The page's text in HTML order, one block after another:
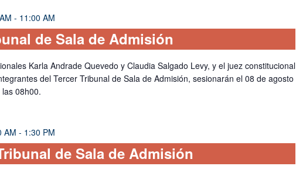
- 11:00 AM
de Sala de Admisión
Karla Andrade Quevedo y Claudia Salgado Levy, y el juez constitucional
del Tercer Tribunal de Sala de Admisión, sesionarán el 08 de agosto
08h00.
AM - 1:30 PM
de Sala de Admisión